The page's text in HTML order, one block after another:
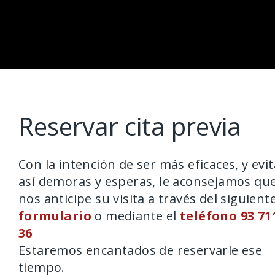
Reservar cita previa
Con la intención de ser más eficaces, y
así demoras y esperas, le aconsejamos
nos anticipe su visita a través del
formulario o mediante el teléfono 93
36
Estaremos encantados de reservarle ese
tiempo.